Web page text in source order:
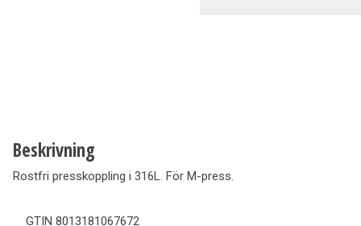
Beskrivning
Rostfri presskoppling i 316L. För M-press.
GTIN 8013181067672